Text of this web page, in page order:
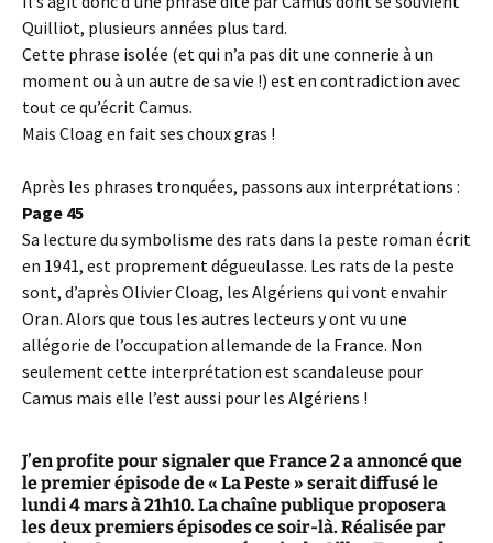
Quilliot, plusieurs années plus tard.
Cette phrase isolée (et qui n’a pas dit une connerie à un
moment ou à un autre de sa vie !) est en contradiction avec
tout ce qu’écrit Camus.
Mais Cloag en fait ses choux gras !
Après les phrases tronquées, passons aux interprétations :
Page 45
Sa lecture du symbolisme des rats dans la peste roman écrit
en 1941, est proprement dégueulasse. Les rats de la peste
sont, d’après Olivier Cloag, les Algériens qui vont envahir
Oran. Alors que tous les autres lecteurs y ont vu une
allégorie de l’occupation allemande de la France. Non
seulement cette interprétation est scandaleuse pour
Camus mais elle l’est aussi pour les Algériens !
J’en profite pour signaler que France 2 a annoncé que
le premier épisode de « La Peste » serait diffusé le
lundi 4 mars à 21h10. La chaîne publique proposera
les deux premiers épisodes ce soir-là. Réalisée par